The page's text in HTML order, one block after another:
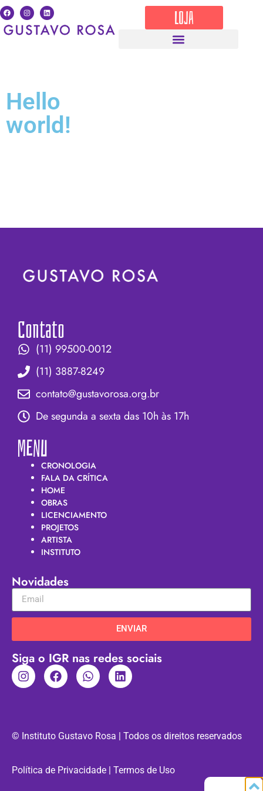
LOJA
Hello
world!
Contato
(11) 99500-0012
(11) 3887-8249
contato@gustavorosa.org.br
De segunda a sexta das 10h às 17h
MENU
CRONOLOGIA
FALA DA CRÍTICA
HOME
OBRAS
LICENCIAMENTO
PROJETOS
ARTISTA
INSTITUTO
Novidades
ENVIAR
Siga o IGR nas redes sociais
© Instituto Gustavo Rosa | Todos os direitos reservados
Política de Privacidade | Termos de Uso